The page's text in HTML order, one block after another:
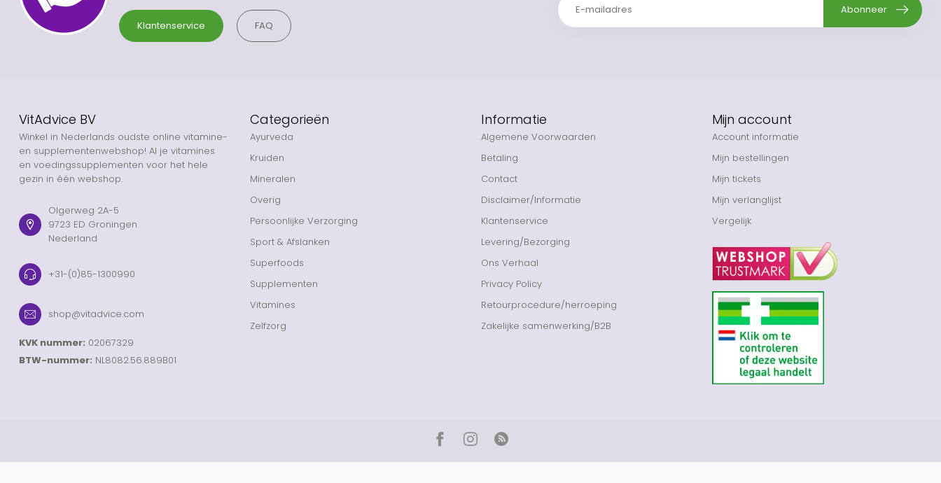
Klantenservice FAQ
Abonneer
VitAdvice BV
Winkel in Nederlands oudste online vitamine-
en supplementenwebshop! Al je vitamines
en voedingssupplementen voor het hele
gezin in één webshop.
Olgerweg 2A-5
9723 ED Groningen
Nederland
+31-(0)85-1300990
shop@vitadvice.com
KVK nummer: 02067329
BTW-nummer: NL8082.56.889B01
Categorieën
Ayurveda
Kruiden
Mineralen
Overig
Persoonlijke Verzorging
Sport & Afslanken
Superfoods
Supplementen
Vitamines
Zelfzorg
Informatie
Algemene Voorwaarden
Betaling
Contact
Disclaimer/Informatie
Klantenservice
Levering/Bezorging
Ons Verhaal
Privacy Policy
Retourprocedure/herroeping
Zakelijke samenwerking/B2B
Mijn account
Account informatie
Mijn bestellingen
Mijn tickets
Mijn verlanglijst
Vergelijk